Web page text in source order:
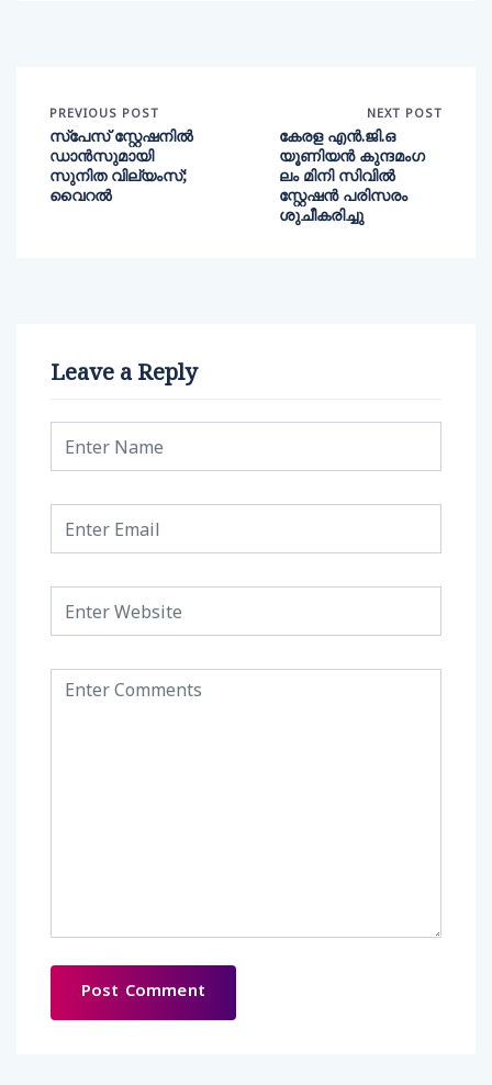
PREVIOUS POST
സ്‌പേസ് സ്റ്റേഷനില്‍
ഡാന്‍സുമായി
സുനിത വില്യംസ്;
വൈറല്‍
NEXT POST
കേരള എന്‍.ജി.ഒ
യൂണിയന്‍ കുന്ദമംഗ
ലം മിനി സിവില്‍
സ്റ്റേഷന്‍ പരിസരം
ശുചീകരിച്ചു
Leave a Reply